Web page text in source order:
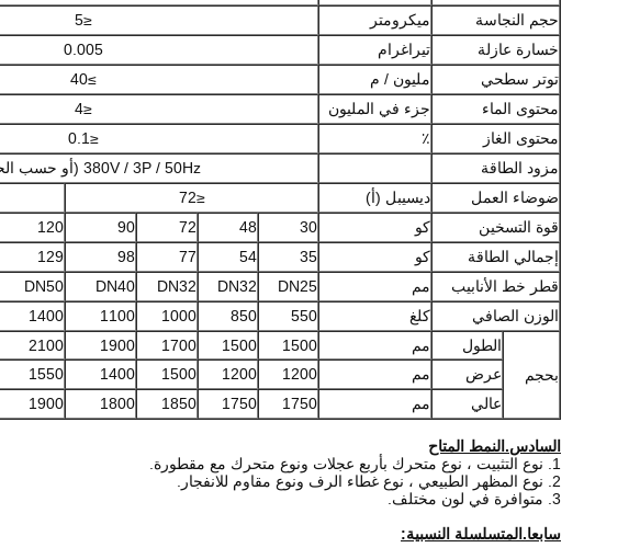
حجم النجاسة
ميكرومتر
≤5
خسارة عازلة
تيراغرام
0.005
توتر سطحي
مليون / م
≥40
محتوى الماء
جزء في المليون
≤4
محتوى الغاز
٪
≤0.1
مزود الطاقة
380V / 3P / 50Hz (أو حسب الحاجة)
ضوضاء العمل
ديسيبل (أ) ≤72
قوة التسخين
كو 30
48
72
90
120
إجمالي الطاقة
كو 35
54
77
98
129
قطر خط الأنابيب
مم DN25
DN32
DN32
DN40
DN50
الوزن الصافي
كلغ 550
850
1000
1100
1400
بحجم
الطول مم 1500
1500
1700
1900
2100
عرض
مم 1200
1200
1500
1400
1550
عالي
مم 1750
1750
1850
1800
1900
السادس.النمط المتاح
1. نوع التثبيت ، نوع متحرك بأربع عجلات ونوع متحرك مع مقطورة.
2. نوع المظهر الطبيعي ، نوع غطاء الرف ونوع مقاوم للانفجار.
3. متوافرة في لون مختلف.
سابعا.المتسلسلة النسبية: